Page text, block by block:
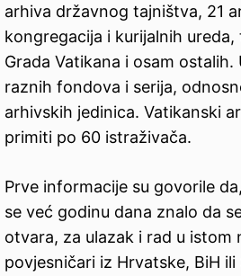
arhiva državnog tajništva, 21
kongregacija i kurijalnih
Grada Vatikana i osam ostalih.
raznih fondova i serija,
arhivskih jedinica. Vatikanski
primiti po 60 istraživača.
Prve informacije su govorile
se već godinu dana znalo da
otvara, za ulazak i rad u istom
povjesničari iz Hrvatske, BiH